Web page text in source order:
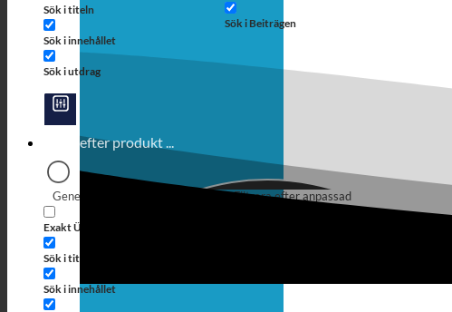
Sök i titeln
Sök i innehållet
Sök i utdrag
Sök i Beiträgen
Generiska filter
Exakt Übereinstimmung
Sök i titeln
Sök i innehållet
Filtrera efter anpassad